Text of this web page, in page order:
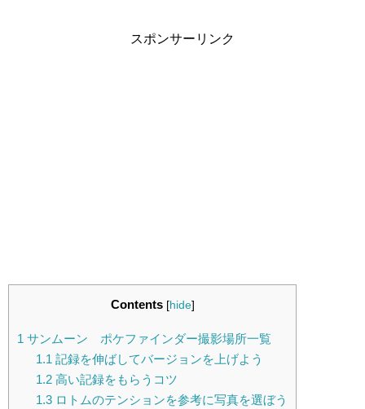
スポンサーリンク
Contents [hide]
1 サンムーン ポケファインダー撮影場所一覧
1.1 記録を伸ばしてバージョンを上げよう
1.2高い記録をもらうコツ
1.3ロトムのテンションを参考に写真を選ぼう